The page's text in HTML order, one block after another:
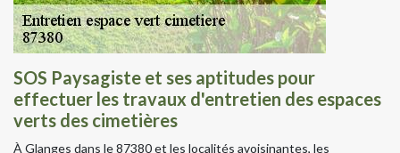
SOS Paysagiste et ses aptitudes pour
effectuer les travaux d'entretien des espaces
verts des cimetières
À Glanges dans le 87380 et les localités avoisinantes, les